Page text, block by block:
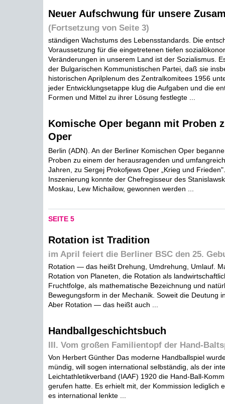
Neuer Aufschwung für unsere
(Fortsetzung von Seite 3)
ständigen Wachstums des Lebensstandards. Die
Voraussetzung für die eingetretenen tiefen
Veränderungen in unserem Land ist der Sozialismus.
der Bulgarischen Kommunistischen Partei, daß sie
historischen Aprilplenum des Zentralkomitees 1956
jeder Entwicklungsetappe klug die Aufgaben und die
Formen und Mittel zu ihrer Lösung festlegte ...
Komische Oper begann mit Proben
Oper
Berlin (ADN). An der Berliner Komischen Oper
Proben zu einem der herausragenden und
Jahren, zu Sergej Prokofjews Oper „Krieg und
Inszenierung konnte der Chefregisseur des
Moskau, Lew Michailow, gewonnen werden ...
SEITE 5
Rotation ist Tradition
im April feiert die Berliner BSC den 25.
Rotation — das heißt Drehung, Umdrehung, Umlauf.
Rotation von Planeten, die Rotation als
Fruchtfolge, als mathematische Bezeichnung und
Bewegungsform in der Mechanik. Soweit die Deutung
Aber Rotation — das heißt auch ...
Handballgeschichtsbuch
III. Vom großen Familientopf der Hand-
Von Herbert Günther Das moderne Handballspiel
mündig, will sogen international selbständig, als der
Leichtathletikverband (IAAF) 1920 die Hand-Ball-
gerufen hatte. Es erhielt mit, der Kommission lediglich
es international lenkte ...